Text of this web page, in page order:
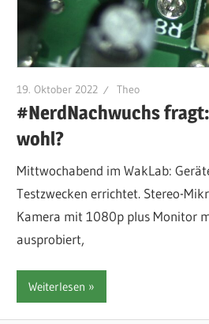
19. Oktober 2022 Theo
#NerdNachwuchs
wohl?
Mittwochabend im WakLab:
Testzwecken errichtet. Stereo-
Kamera mit 1080p plus Monitor
ausprobiert,
Weiterlesen